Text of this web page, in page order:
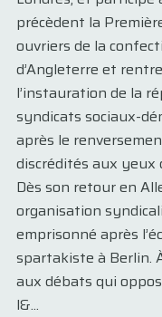
précèdent la
ouvriers de la
d’Angleterre et
l’instauration de la
syndicats sociaux-
après le
discrédités aux yeux
Dès son retour en
organisation
emprisonné après
spartakiste à Berlin.
aux débats qui
l&...